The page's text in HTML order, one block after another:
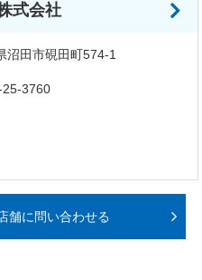
式会社
沼田市硯田町574-1
3760
舗に問い合わせる